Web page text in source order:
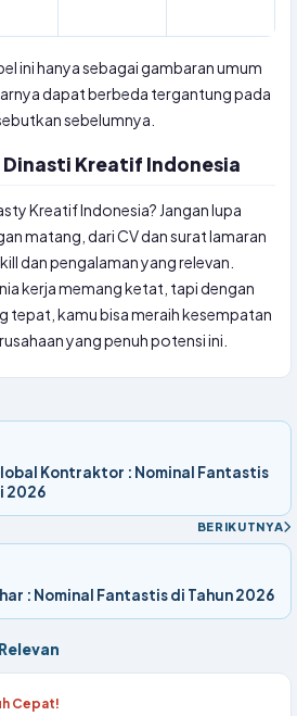
ini hanya sebagai gambaran umum
dapat berbeda tergantung pada
sebelumnya.
Kreatif Indonesia
Kreatif Indonesia? Jangan lupa
matang, dari CV dan surat lamaran
dan pengalaman yang relevan.
kerja memang ketat, tapi dengan
tepat, kamu bisa meraih kesempatan
yang penuh potensi ini.
Kontraktor : Nominal Fantastis
2026
BERIKUTNYA
: Nominal Fantastis di Tahun 2026
Cepat!